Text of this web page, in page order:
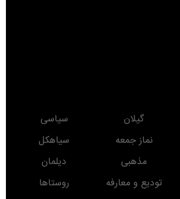
گیلان
سیاسی
نماز جمعه
سیاهکل
مذهبی
دیلمان
تودیع و معارفه
روستاها